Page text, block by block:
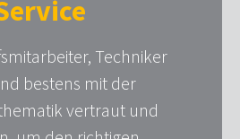
Techniker
bestens mit der
vertraut und